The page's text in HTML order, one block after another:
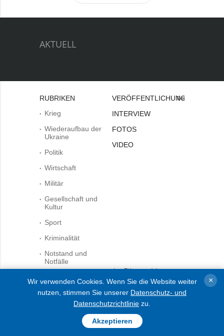
AKTUELL
RUBRIKEN
Krieg
Wiederaufbau der
Ukraine
Politik
Wirtschaft
Militär
Gesellschaft und
Kultur
Sport
Kriminalität
Notstand und
Notfälle
AGENTUR
VERÖFFENTLICHUNGEN
INTERVIEW
FOTOS
VIDEO
Bei
dem Zitieren und der
Verwendung aller Inhalte im
Suchsysteme offene Links
nicht tiefer als der erste
obligatorisch, außerdem ist
das Zitieren von übersetzten
Wir verwenden Cookies. Wenn Sie die Website weiter
nutzen, stimmen Sie unserer Datenschutz- und
Datenschutzrichtlinie zu.
Akzeptieren
×